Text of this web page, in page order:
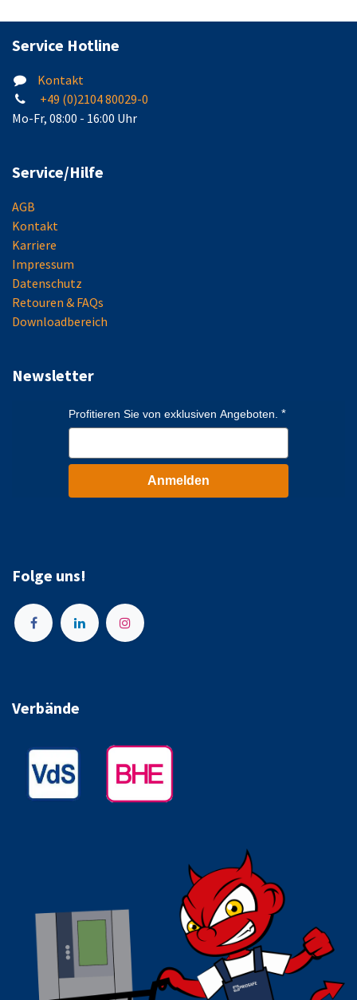
Service Hotline
Kontakt
+49 (0)2104 80029-0
Mo-Fr, 08:00 - 16:00 Uhr
Service/Hilfe
AGB
Kontakt
Karriere
Impressum
Datenschutz
Retouren & FAQs
Downloadbereich
Newsletter
Profitieren Sie von exklusiven Angeboten.
Anmelden
Folge uns!
Verbände